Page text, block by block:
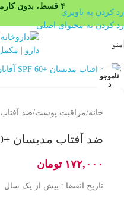
۴ قسط، بدون کارمزد
رد کردن به ناوبری
رد کردن به محتوای اصلی
منو
ناموجو
د
بزرگنمایی تصویر
خانه/مراقبت پوست/ضد آفتاب
ضد آفتاب مدیسان +SPF 60 آقایان
۱۷۲,۰۰۰ تومان
تاریخ انقضا : بیش از یک سال